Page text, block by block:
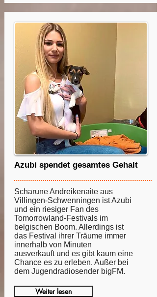
Azubi spendet gesamtes Gehalt
Scharune Andreikenaite aus
Villingen-Schwenningen ist Azubi
und ein riesiger ­Fan des
Tomorrowland-Festivals im
belgischen Boom. Allerdings ist
das Festival ihrer Träume immer
innerhalb von Minuten
ausverkauft und es gibt kaum eine
Chance es zu erleben. Außer bei
dem Jugendradiosender bigFM.
Weiter lesen